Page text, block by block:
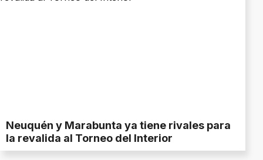
Neuquén y Marabunta ya tiene rivales para
la revalida al Torneo del Interior